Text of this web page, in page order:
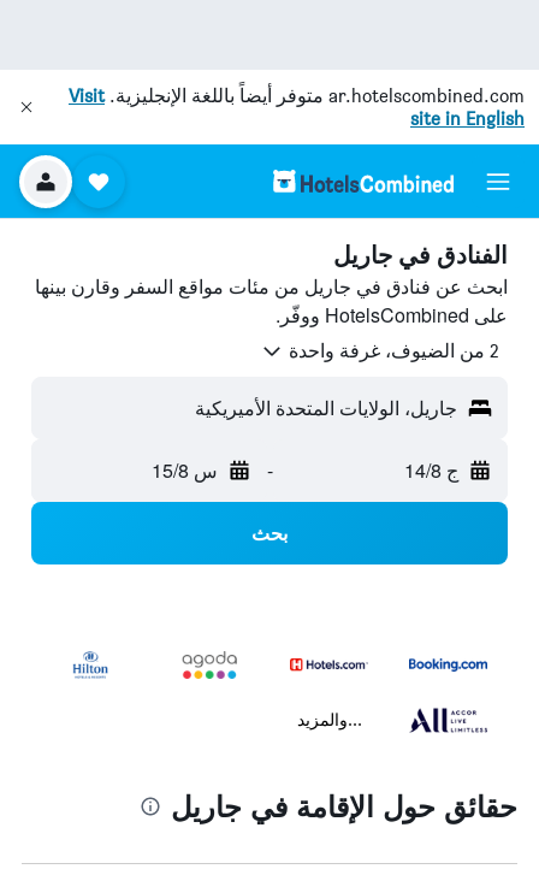
ar.hotelscombined.com متوفر أيضاً باللغة الإنجليزية.Visit
site in English
الفنادق في جاريل
ابحث عن فنادق في جاريل من مئات مواقع السفر وقارن بينها
على HotelsCombined ووفّر.
2 من الضيوف، غرفة واحدة
جاريل، الولايات المتحدة الأميريكية
ج 14/8 - س 15/8
بحث
...والمزيد
حقائق حول الإقامة في جاريل